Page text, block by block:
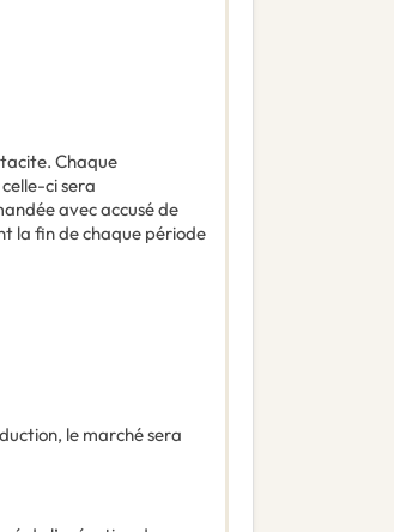
Chaque
ci sera
avec accusé de
la fin de chaque période
le marché sera